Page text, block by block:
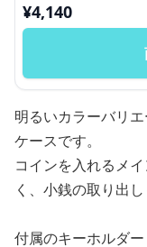
¥4,140
明るいカラーバリ
ケースです。
コインを入れるメ
く、小銭の取り出
付属のキーホルダ